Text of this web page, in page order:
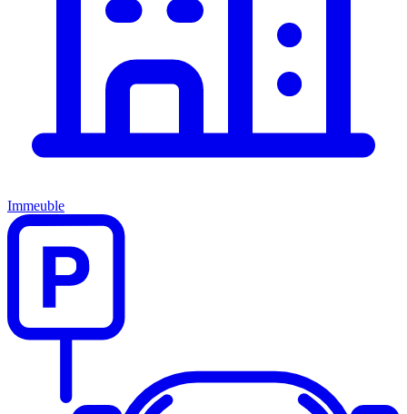
Immeuble